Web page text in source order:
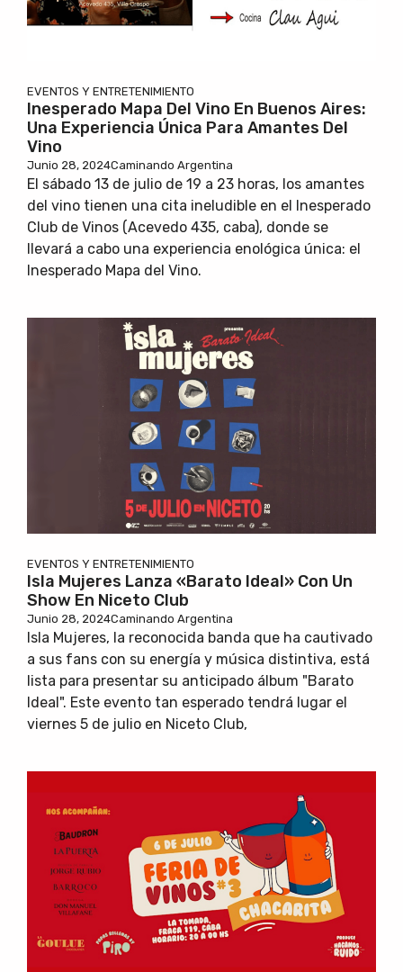
EVENTOS Y ENTRETENIMIENTO
Inesperado Mapa Del Vino En Buenos Aires:
Una Experiencia Única Para Amantes Del
Vino
Junio 28, 2024Caminando Argentina
El sábado 13 de julio de 19 a 23 horas, los amantes
del vino tienen una cita ineludible en el Inesperado
Club de Vinos (Acevedo 435, caba), donde se
llevará a cabo una experiencia enológica única: el
Inesperado Mapa del Vino.
EVENTOS Y ENTRETENIMIENTO
Isla Mujeres Lanza «Barato Ideal» Con Un
Show En Niceto Club
Junio 28, 2024Caminando Argentina
Isla Mujeres, la reconocida banda que ha cautivado
a sus fans con su energía y música distintiva, está
lista para presentar su anticipado álbum "Barato
Ideal". Este evento tan esperado tendrá lugar el
viernes 5 de julio en Niceto Club,